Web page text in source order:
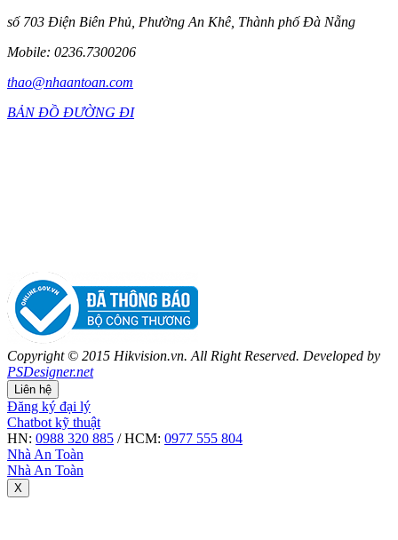
số 703 Điện Biên Phủ, Phường An Khê, Thành phố Đà Nẵng
Mobile: 0236.7300206
thao@nhaantoan.com
BẢN ĐỒ ĐƯỜNG ĐI
Copyright © 2015 Hikvision.vn. All Right Reserved. Developed by
PSDesigner.net
Liên hệ
Đăng ký đại lý
Chatbot kỹ thuật
HN: 0988 320 885 / HCM: 0977 555 804
Nhà An Toàn
Nhà An Toàn
X